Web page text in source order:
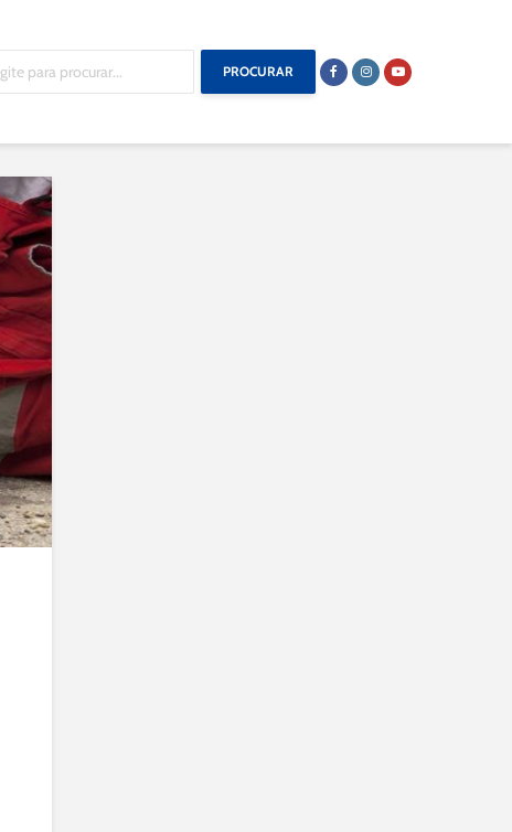
PROCURAR